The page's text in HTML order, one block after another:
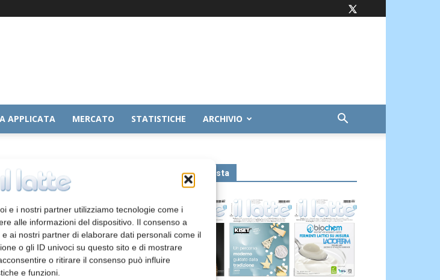
e i nostri partner utilizziamo tecnologie come i
alle informazioni del dispositivo. Il consenso a
ai nostri partner di elaborare dati personali come il
o gli ID univoci su questo sito e di mostrare
o ritirare il consenso può influire
e funzioni.
APPLICATA MERCATO STATISTICHE ARCHIVIO
Leggi la rivista